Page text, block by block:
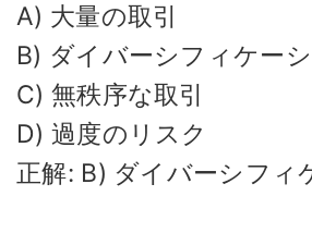
A) 大量の取引
B) ダイバーシフィケー
C) 無秩序な取引
D) 過度のリスク
正解: B) ダイバーシフィ